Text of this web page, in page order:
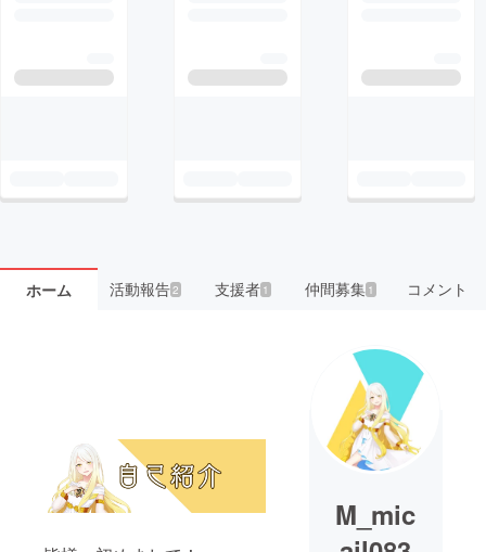
ホーム 活動報告2 支援者 1 仲間募集 1 コメント
M_mic